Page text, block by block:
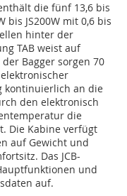
die fünf 13,6 bis
bis JS200W mit 0,6 bis
hinter der
TAB weist auf
Bagger sorgen 70
kontinuierlich an die
den elektronisch
die
Die Kabine verfügt
auf Gewicht und
Das JCB-
und
auf.